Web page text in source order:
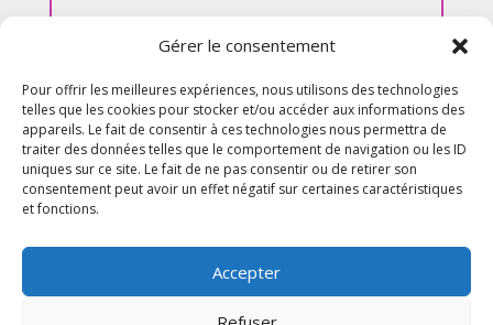
Gérer le consentement
Pour offrir les meilleures expériences, nous utilisons des technologies
telles que les cookies pour stocker et/ou accéder aux informations des
appareils. Le fait de consentir à ces technologies nous permettra de
traiter des données telles que le comportement de navigation ou les ID
uniques sur ce site. Le fait de ne pas consentir ou de retirer son
consentement peut avoir un effet négatif sur certaines caractéristiques
et fonctions.
Accepter